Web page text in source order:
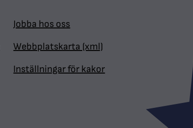
Jobba hos oss
Webbplatskarta (xml)
Inställningar för kakor